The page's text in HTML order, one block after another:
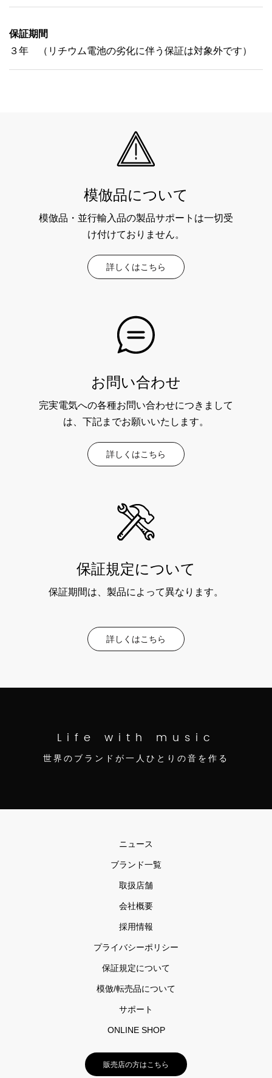
保証期間
３年 （リチウム電池の劣化に伴う保証は対象外です）
模倣品について
模倣品・並行輸入品の製品サポートは一切受
け付けておりません。
詳しくはこちら
お問い合わせ
完実電気への各種お問い合わせにつきまして
は、下記までお願いいたします。
詳しくはこちら
保証規定について
保証期間は、製品によって異なります。
詳しくはこちら
Life with music
世界のブランドが一人ひとりの音を作る
ニュース
ブランド一覧
取扱店舗
会社概要
採用情報
プライバシーポリシー
保証規定について
模倣/転売品について
サポート
ONLINE SHOP
販売店の方はこちら